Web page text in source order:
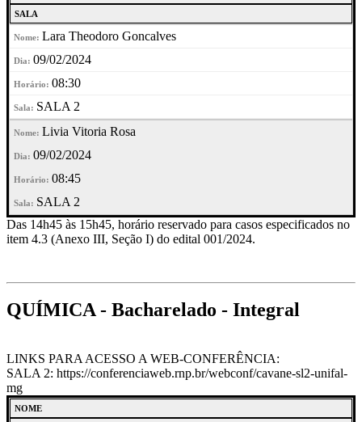
SALA
Lara Theodoro Goncalves
09/02/2024
08:30
SALA 2
Livia Vitoria Rosa
09/02/2024
08:45
SALA 2
Das 14h45 às 15h45, horário reservado para casos especificados no
item 4.3 (Anexo III, Seção I) do edital 001/2024.
QUÍMICA - Bacharelado - Integral
LINKS PARA ACESSO A WEB-CONFERÊNCIA:
SALA 2: https://conferenciaweb.rnp.br/webconf/cavane-sl2-unifal-
mg
NOME